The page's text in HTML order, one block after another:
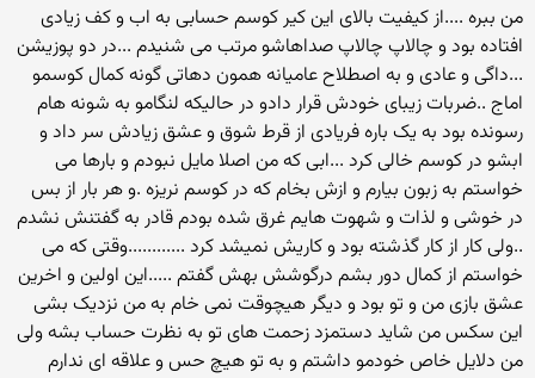
من ببره ....از کیفیت بالای این کیر کوسم حسابی به اب و کف زیادی
افتاده بود و چالاپ چالاپ صداهاشو مرتب می شنیدم ...در دو پوزیشن
...داگی و عادی و به اصطلاح عامیانه همون دهاتی گونه کمال کوسمو
اماج ..ضربات زیبای خودش قرار دادو در حالیکه لنگامو به شونه هام
رسونده بود به یک باره فریادی از قرط شوق و عشق زیادش سر داد و
ابشو در کوسم خالی کرد ...ابی که من اصلا مایل نبودم و بارها می
خواستم به زبون بیارم و ازش بخام که در کوسم نریزه .و هر بار از بس
در خوشی و لذات و شهوت هایم غرق شده بودم قادر به گفتنش نشدم
..ولی کار از کار گذشته بود و کاریش نمیشد کرد ............وقتی که می
خواستم از کمال دور بشم درگوشش بهش گفتم .....این اولین و اخرین
عشق بازی من و تو بود و دیگر هیچوقت نمی خام به من نزدیک بشی
این سکس من شاید دستمزد زحمت های تو به نظرت حساب بشه ولی
من دلایل خاص خودمو داشتم و به تو هیچ حس و علاقه ای ندارم